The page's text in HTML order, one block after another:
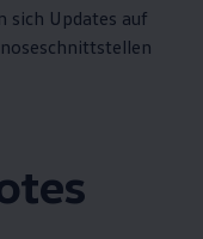
sich Updates auf